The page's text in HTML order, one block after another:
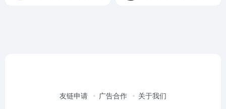
友链申请 广告合作 关于我们